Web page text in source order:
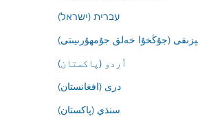
עברית (ישראל)
(جۇڭخۇا خەلق جۇمھۇرىيىتى)
اُردو (پاکستان)
درى (افغانستان)
سنڌي (پاکستان)